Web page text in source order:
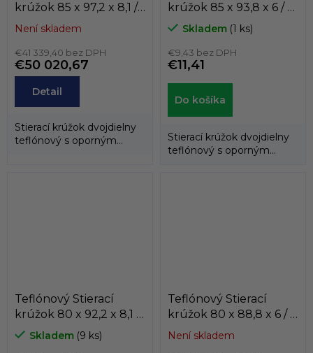
krúžok 85 x 97,2 x 8,1 /
8,1 AD61 PTFE/NBR
Není skladem
€41 339,40 bez DPH
€50 020,67
Detail
Stierací krúžok dvojdielny
teflónový s oporným
krúžok 85 x 93,8 x 6 / 6
AD60 PTFE/NBR
Dichtomatik
Skladem (1 ks)
€9,43 bez DPH
€11,41
Do košíka
Stierací krúžok dvojdielny
teflónový s oporným
Teflónový Stierací
krúžok 80 x 92,2 x 8,1 /
8,1 K703-080
PTFE+BRONZ/NBR
Skladem (9 ks)
Teflónový Stierací
krúžok 80 x 88,8 x 6 / 6
AD60 PTFE
Není skladem